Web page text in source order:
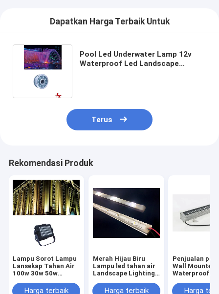
Dapatkan Harga Terbaik Untuk
Pool Led Underwater Lamp 12v
Waterproof Led Landscape
Terus
Rekomendasi Produk
Lampu Sorot Lampu
Lansekap Tahan Air
100w 30w 50w
Luar Ruangan Kecil
Harga terbaik
Merah Hijau Biru
Lampu led tahan air
Landscape Lighting
seri lampu strip
Harga terbaik
Penjualan
Wall Mounted
Waterproof
dipimpin
Harga